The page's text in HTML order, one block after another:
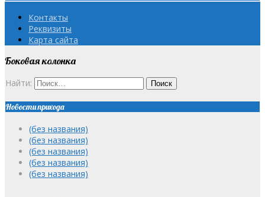
Контакты
Реквизиты
Карта сайта
Боковая колонка
Найти:
Новости прихода
(без названия)
(без названия)
(без названия)
(без названия)
(без названия)